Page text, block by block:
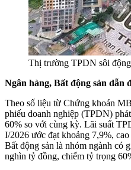
Thị trường TPDN sôi
Ngân hàng, Bất động sản dẫn
Theo số liệu từ Chứng khoán
phiếu doanh nghiệp (TPDN)
60% so với cùng kỳ. Lãi suất
I/2026 ước đạt khoảng 7,9%,
Bất động sản là nhóm ngành có
nghìn tỷ đồng, chiếm tỷ trọng